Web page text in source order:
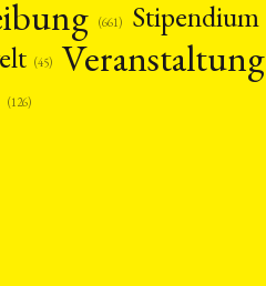
(661) Stipendium
(45) Veranstaltung
(126)